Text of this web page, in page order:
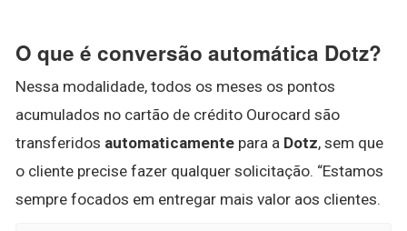
O que é conversão automática Dotz?
Nessa modalidade, todos os meses os pontos
acumulados no cartão de crédito Ourocard são
transferidos automaticamente para a Dotz, sem que
o cliente precise fazer qualquer solicitação. “Estamos
sempre focados em entregar mais valor aos clientes.